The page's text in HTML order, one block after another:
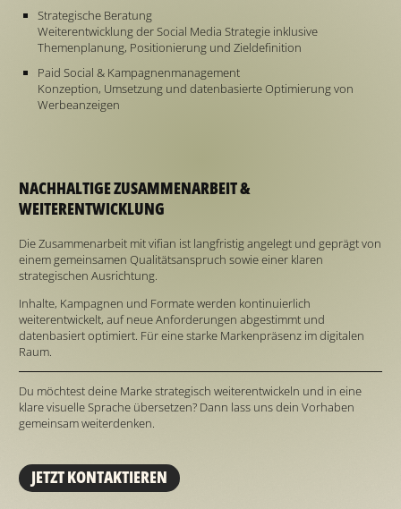
Strategische Beratung
Weiterentwicklung der Social Media Strategie inklusive
Themenplanung, Positionierung und Zieldefinition
Paid Social & Kampagnenmanagement
Konzeption, Umsetzung und datenbasierte Optimierung von
Werbeanzeigen
NACHHALTIGE ZUSAMMENARBEIT &
WEITERENTWICKLUNG
Die Zusammenarbeit mit vifian ist langfristig angelegt und geprägt von
einem gemeinsamen Qualitätsanspruch sowie einer klaren
strategischen Ausrichtung.
Inhalte, Kampagnen und Formate werden kontinuierlich
weiterentwickelt, auf neue Anforderungen abgestimmt und
datenbasiert optimiert. Für eine starke Markenpräsenz im digitalen
Raum.
Du möchtest deine Marke strategisch weiterentwickeln und in eine
klare visuelle Sprache übersetzen? Dann lass uns dein Vorhaben
gemeinsam weiterdenken.
JETZT KONTAKTIEREN